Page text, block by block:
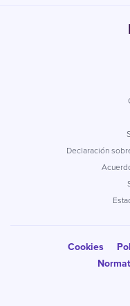
Declaración
Cookies